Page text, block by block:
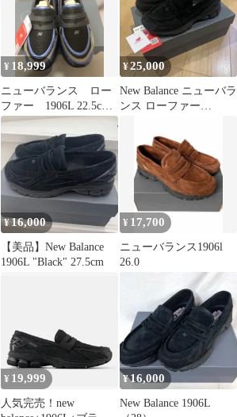
¥ 18,999
ニューバランス ロー
ファー 1906L 22.5cm
ブルーブラック
¥25,000
New Balance ニューバラ
ンス ローファー
¥16,000
【美品】New Balance
1906L "Black" 27.5cm
¥ 17,700
ニューバランス1906l
26.0
¥ 19,999
人気完売！new
¥16,000
New Balance 1906L